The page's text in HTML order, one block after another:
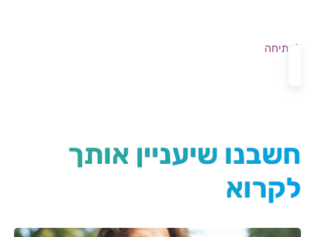
לפתיחה
חשבנו שיעניין אותך
לקרוא